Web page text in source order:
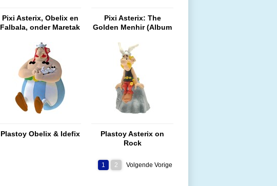
Pixi Asterix, Obelix en
Falbala, onder Maretak
Pixi Asterix: The
Golden Menhir (Album
Plastoy Obelix & Idefix
Plastoy Asterix on
Rock
1 2 Volgende Vorige